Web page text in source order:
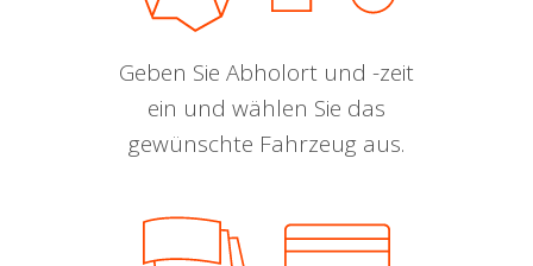
Geben Sie Abholort und -zeit
ein und wählen Sie das
gewünschte Fahrzeug aus.